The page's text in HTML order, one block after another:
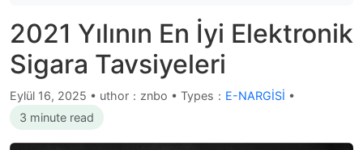
2021 Yılının En İyi Elektronik
Sigara Tavsiyeleri
Eylül 16, 2025 • uthor：znbo • Types： E-NARGİSİ •
3 minute read